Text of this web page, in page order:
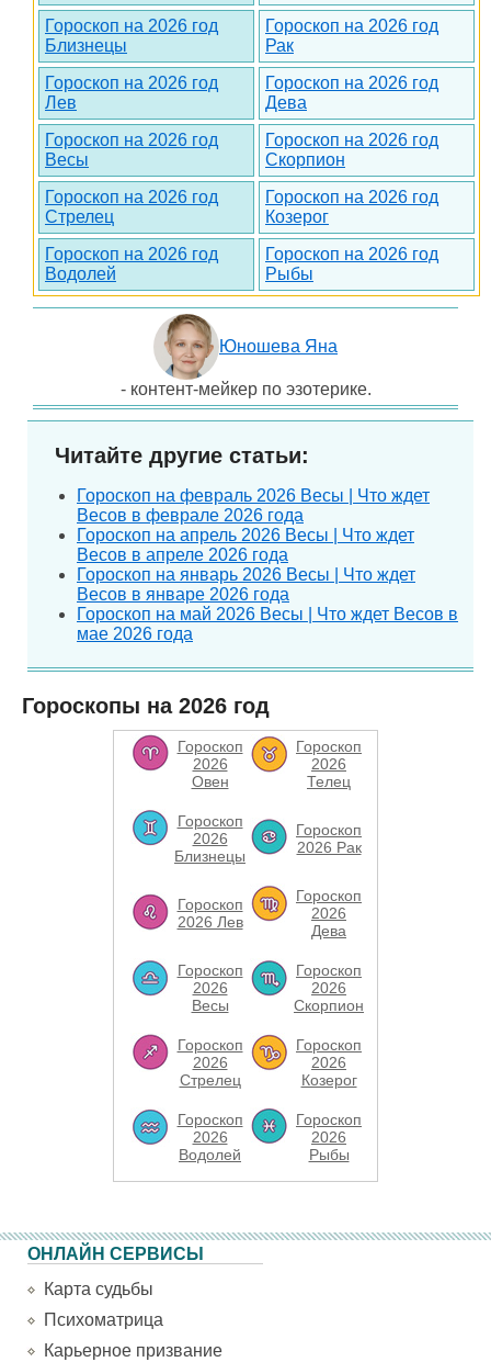
Гороскоп на 2026 год
Близнецы
Гороскоп на 2026 год
Рак
Гороскоп на 2026 год
Лев
Гороскоп на 2026 год
Дева
Гороскоп на 2026 год
Весы
Гороскоп на 2026 год
Скорпион
Гороскоп на 2026 год
Стрелец
Гороскоп на 2026 год
Козерог
Гороскоп на 2026 год
Водолей
Гороскоп на 2026 год
Рыбы
Юношева Яна
- контент-мейкер по эзотерике.
Читайте другие статьи:
Гороскоп на февраль 2026 Весы | Что ждет
Весов в феврале 2026 года
Гороскоп на апрель 2026 Весы | Что ждет
Весов в апреле 2026 года
Гороскоп на январь 2026 Весы | Что ждет
Весов в январе 2026 года
Гороскоп на май 2026 Весы | Что ждет Весов в
мае 2026 года
Гороскопы на 2026 год
Гороскоп
2026
Овен
Гороскоп
2026
Телец
Гороскоп
2026
Близнецы
Гороскоп
2026 Рак
Гороскоп
2026 Лев
Гороскоп
2026
Дева
Гороскоп
2026
Весы
Гороскоп
2026
Скорпион
Гороскоп
2026
Стрелец
Гороскоп
2026
Козерог
Гороскоп
2026
Водолей
Гороскоп
2026
Рыбы
ОНЛАЙН СЕРВИСЫ
Карта судьбы
Психоматрица
Карьерное призвание